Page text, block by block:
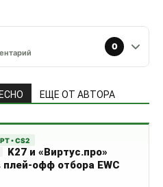
0
ЕЩЕ ОТ АВТОРА
• CS2
K27 и «Виртус.про»
офф отбора EWC